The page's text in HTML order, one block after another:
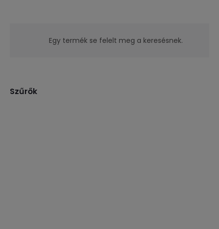
Egy termék se felelt meg a keresésnek.
Szűrők